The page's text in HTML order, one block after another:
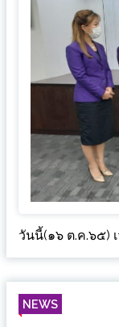
วันนี้(๑๖ ต.ค.๖๕)
NEWS